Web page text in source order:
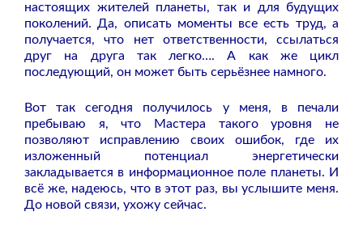
настоящих жителей планеты, так и для будущих
поколений. Да, описать моменты все есть труд, а
получается, что нет ответственности, ссылаться
друг на друга так легко…. А как же цикл
последующий, он может быть серьёзнее намного.
Вот так сегодня получилось у меня, в печали
пребываю я, что Мастера такого уровня не
позволяют исправлению своих ошибок, где их
изложенный потенциал энергетически
закладывается в информационное поле планеты. И
всё же, надеюсь, что в этот раз, вы услышите меня.
До новой связи, ухожу сейчас.